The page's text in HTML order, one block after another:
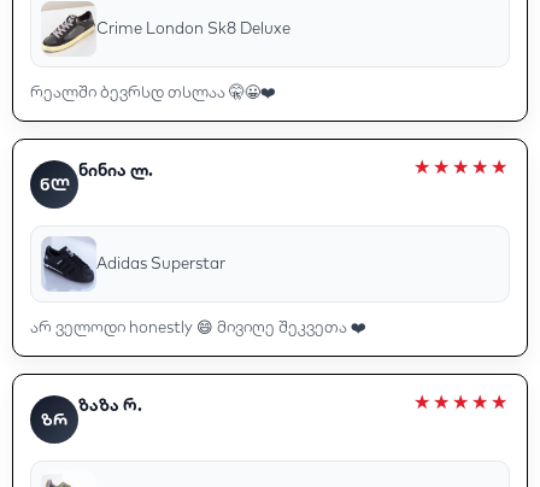
Crime London Sk8 Deluxe
რეალში ბევრსდ თსლაა 🤫😀❤️
ᲜᲚ
ნინია ლ.
Adidas Superstar
არ ველოდი honestly 😄 მივიღე შეკვეთა ❤️
ᲖᲠ
ზაზა რ.